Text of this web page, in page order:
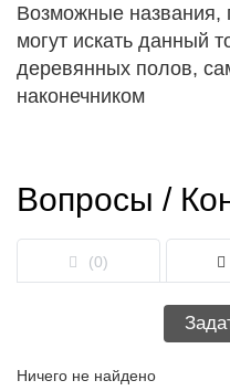
Возможные названия,
могут искать данный
деревянных полов,
наконечником
Вопросы /
(0)
Ничего не найдено